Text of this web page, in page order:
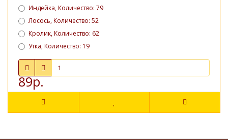
Индейка, Количество: 79
Лосось, Количество: 52
Кролик, Количество: 62
Утка, Количество: 19
89р.